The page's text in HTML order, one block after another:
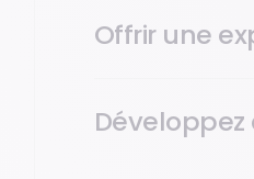
Offrir une